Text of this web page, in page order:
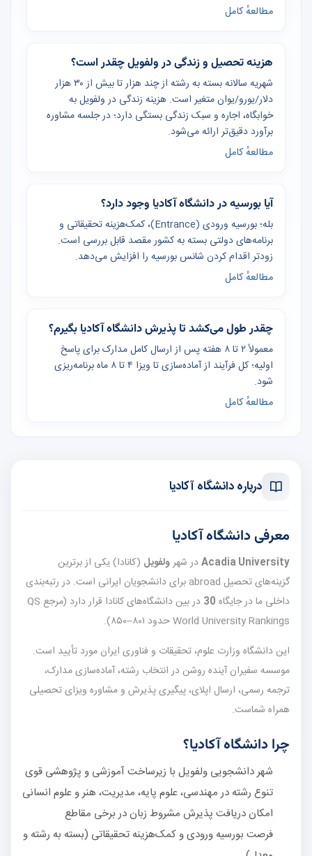
مطالعهٔ کامل
هزینه تحصیل و زندگی در ولفویل چقدر است؟
شهریه سالانه بسته به رشته از چند هزار تا بیش از ۳۰ هزار
دلار/یورو/یوان متغیر است. هزینه زندگی در ولفویل به
خوابگاه، اجاره و سبک زندگی بستگی دارد؛ در جلسه مشاوره
برآورد دقیق‌تر ارائه می‌شود.
مطالعهٔ کامل
آیا بورسیه در دانشگاه آکادیا وجود دارد؟
بله؛ بورسیه ورودی (Entrance)، کمک‌هزینه تحقیقاتی و
برنامه‌های دولتی بسته به کشور مقصد قابل بررسی است.
زودتر اقدام کردن شانس بورسیه را افزایش می‌دهد.
مطالعهٔ کامل
چقدر طول می‌کشد تا پذیرش دانشگاه آکادیا بگیرم؟
معمولاً ۲ تا ۸ هفته پس از ارسال کامل مدارک برای پاسخ
اولیه؛ کل فرآیند از آماده‌سازی تا ویزا ۴ تا ۸ ماه برنامه‌ریزی
شود.
مطالعهٔ کامل
درباره دانشگاه آکادیا
معرفی دانشگاه آکادیا
Acadia Universityدر شهرولفویل (کانادا) یکی از برترین
گزینه‌های تحصیل abroad برای دانشجویان ایرانی است. در رتبه‌بندی
داخلی ما در جایگاه 30
در بین دانشگاه‌های کانادا قرار دارد (مرجع QS
World University Rankings حدود ۸۰۱–۸۵۰).
این دانشگاه وزارت علوم، تحقیقات و فناوری ایران مورد تأیید است.
موسسه سفیران آینده روشن در انتخاب رشته، آماده‌سازی مدارک،
ترجمه رسمی، ارسال اپلای، پیگیری پذیرش و مشاوره ویزای تحصیلی
همراه شماست.
چرا دانشگاه آکادیا؟
شهر دانشجویی ولفویل با زیرساخت آموزشی و پژوهشی قوی
تنوع رشته در مهندسی، علوم پایه، مدیریت، هنر و علوم انسانی
امکان دریافت پذیرش مشروط زبان در برخی مقاطع
فرصت بورسیه ورودی و کمک‌هزینه تحقیقاتی (بسته به رشته و